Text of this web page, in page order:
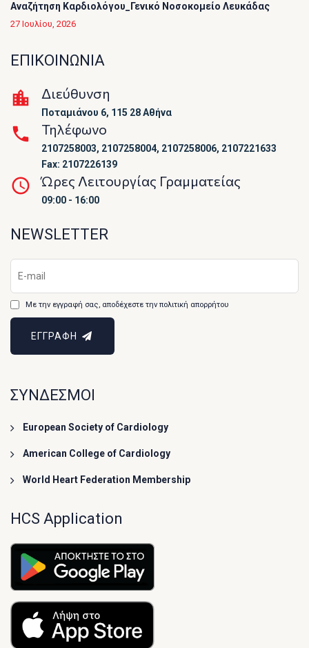
Αναζήτηση Καρδιολόγου_Γενικό Νοσοκομείο Λευκάδας
27 Ιουλίου, 2026
ΕΠΙΚΟΙΝΩΝΙΑ
Διεύθυνση
Ποταμιάνου 6, 115 28 Αθήνα
Τηλέφωνο
2107258003, 2107258004, 2107258006, 2107221633
Fax: 2107226139
Ώρες Λειτουργίας Γραμματείας
09:00 - 16:00
NEWSLETTER
Με την εγγραφή σας, αποδέχεστε την πολιτική απορρήτου
ΕΓΓΡΑΦΗ
ΣΥΝΔΕΣΜΟΙ
European Society of Cardiology
American College of Cardiology
World Heart Federation Membership
HCS Application